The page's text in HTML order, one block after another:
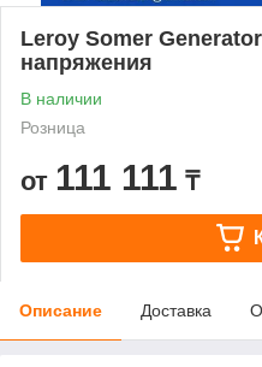
Leroy Somer
напряжения
В наличии
Розница
от 111 111 ₸
Описание Доставка